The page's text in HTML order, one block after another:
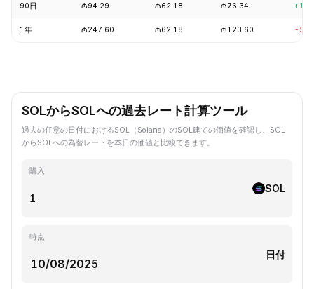
90日 ₼94.29 ₼62.18 ₼76.34
1年 ₼247.60 ₼62.18 ₼123.60 -
SOLからSOLへの過去レート計算ツール
過去の任意の日付におけるSOL（Solana）のSOL建ての価値を確認し、SOL
からSOLへの為替レートを本日の価値と比較できます。
購入
SOL
時点
日付